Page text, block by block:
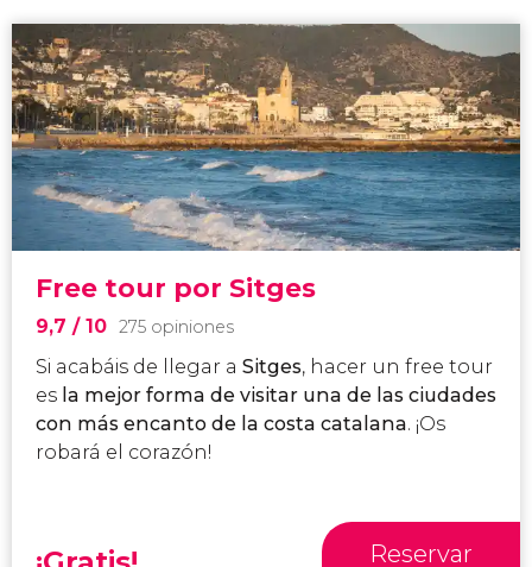
Free tour por Sitges
9,7 / 10 275 opiniones
Si acabáis de llegar a Sitges, hacer un free tour
es la mejor forma de visitar una de las ciudades
con más encanto de la costa catalana. ¡Os
robará el corazón!
Reservar